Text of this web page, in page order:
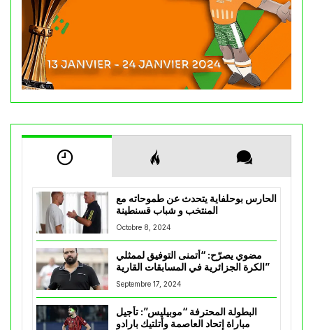
الحارس بوحلفاية يتحدث عن طموحاته مع
المنتخب و شباب قسنطينة
Octobre 8, 2024
مضوي يصرّح: “أتمنى التوفيق لممثلي
الكرة الجزائرية في المسابقات القارية”
Septembre 17, 2024
البطولة المحترفة “موبيليس”: تأجيل
مباراة إتحاد العاصمة وأتلتيك بارادو